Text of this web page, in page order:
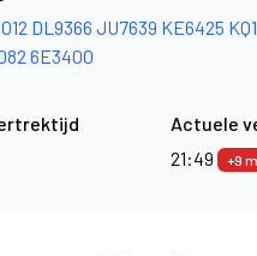
DL9366 JU7639 KE6425
6E3400
Actuele
21:49
+9